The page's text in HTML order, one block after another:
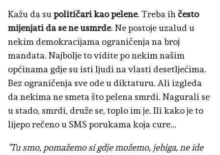
Kažu da supolitičari kao pelene. Treba ihčesto
mijenjati da se ne usmrde. Ne postoje uzalud u
nekim demokracijama ograničenja na broj
mandata. Najbolje to vidite po nekim našim
općinama gdje su isti ljudi na vlasti desetljećima.
Bez ograničenja sve ode u diktaturu. Ali izgleda
da nekima ne smeta što pelena smrdi. Nagurali se
u stado, smrdi, druže se, toplo im je. Ili kako je to
lijepo rečeno u SMS porukama koja cure...
"Tu smo, pomažemo si gdje možemo, jebiga, ne ide